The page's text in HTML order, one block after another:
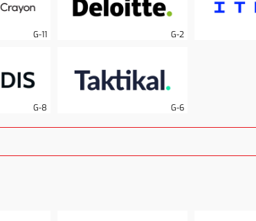
G-11 G-2
G-8 G-6